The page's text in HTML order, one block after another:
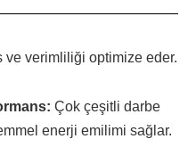
ve verimliliği optimize eder.
Çok çeşitli darbe
enerji emilimi sağlar.